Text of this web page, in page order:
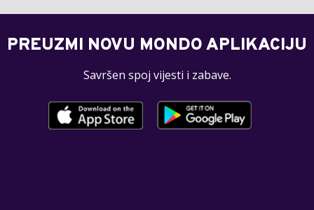
PREUZMI NOVU MONDO APLIKACIJU
Savršen spoj vijesti i zabave.